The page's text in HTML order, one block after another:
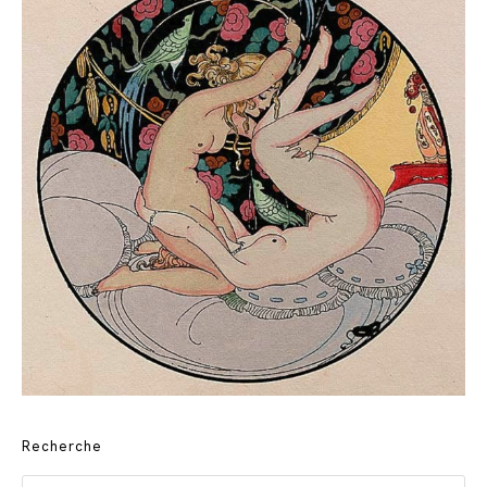
Recherche